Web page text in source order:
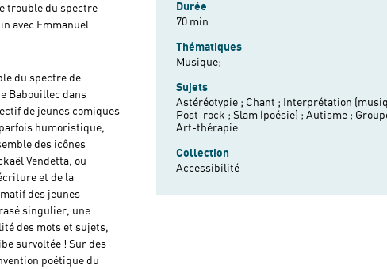
trouble du spectre
avec Emmanuel
du spectre de
Babouillec dans
de jeunes comiques
humoristique,
des icônes
Vendetta, ou
et de la
des jeunes
singulier, une
des mots et sujets,
survoltée ! Sur des
poétique du
Durée
70 min
Thématiques
Musique;
Sujets
Astéréotypie ; Chant ;
Interprétation
Post-rock ; Slam (poésie) ; Autisme ;
Art-thérapie
Collection
Accessibilité